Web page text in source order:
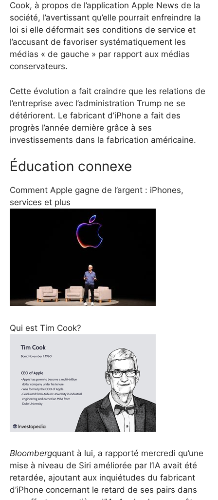
Cook, à propos de l’application Apple News de la
société, l’avertissant qu’elle pourrait enfreindre la
loi si elle déformait ses conditions de service et
l’accusant de favoriser systématiquement les
médias « de gauche » par rapport aux médias
conservateurs.
Cette évolution a fait craindre que les relations de
l’entreprise avec l’administration Trump ne se
détériorent. Le fabricant d’iPhone a fait des
progrès l’année dernière grâce à ses
investissements dans la fabrication américaine.
Éducation connexe
Comment Apple gagne de l’argent : iPhones,
services et plus
Qui est Tim Cook?
Bloombergquant à lui, a rapporté mercredi qu’une
mise à niveau de Siri améliorée par l’IA avait été
retardée, ajoutant aux inquiétudes du fabricant
d’iPhone concernant le retard de ses pairs dans